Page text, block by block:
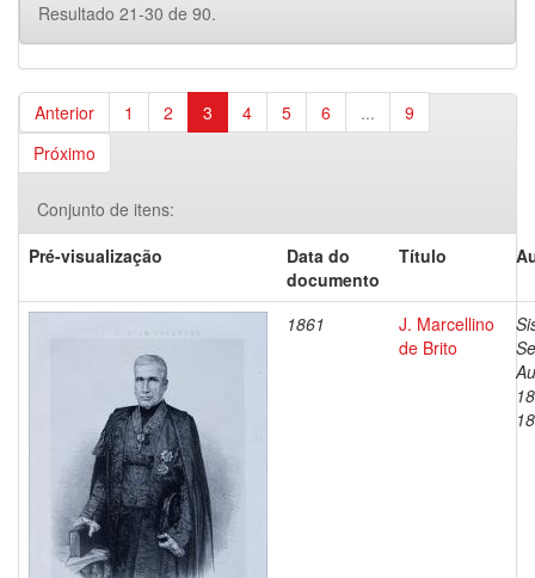
Resultado 21-30 de 90.
Anterior 1 2 3 4 5 6 ...
9
Próximo
Conjunto de itens:
Pré-visualização
Data do
documento
Título
1861
J. Marcellino
de Brito